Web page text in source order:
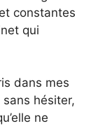
constantes
qui
dans mes
hésiter,
ne